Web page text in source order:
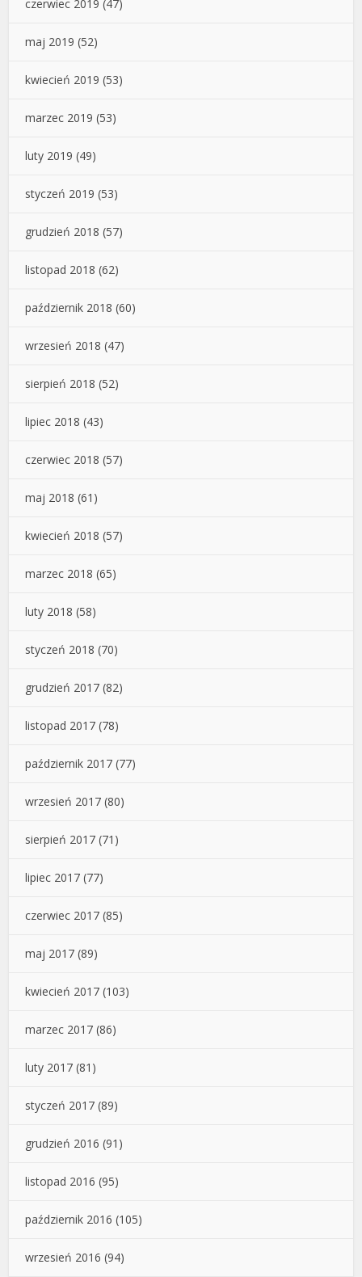
czerwiec 2019 (47)
maj 2019 (52)
kwiecień 2019 (53)
marzec 2019 (53)
luty 2019 (49)
styczeń 2019 (53)
grudzień 2018 (57)
listopad 2018 (62)
październik 2018 (60)
wrzesień 2018 (47)
sierpień 2018 (52)
lipiec 2018 (43)
czerwiec 2018 (57)
maj 2018 (61)
kwiecień 2018 (57)
marzec 2018 (65)
luty 2018 (58)
styczeń 2018 (70)
grudzień 2017 (82)
listopad 2017 (78)
październik 2017 (77)
wrzesień 2017 (80)
sierpień 2017 (71)
lipiec 2017 (77)
czerwiec 2017 (85)
maj 2017 (89)
kwiecień 2017 (103)
marzec 2017 (86)
luty 2017 (81)
styczeń 2017 (89)
grudzień 2016 (91)
listopad 2016 (95)
październik 2016 (105)
wrzesień 2016 (94)